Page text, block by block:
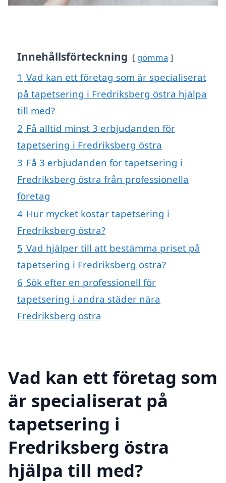
Innehållsförteckning gömma
1 Vad kan ett företag som är specialiserat
på tapetsering i Fredriksberg östra hjälpa
till med?
2 Få alltid minst 3 erbjudanden för
tapetsering i Fredriksberg östra
3 Få 3 erbjudanden för tapetsering i
Fredriksberg östra från professionella
företag
4 Hur mycket kostar tapetsering i
Fredriksberg östra?
5 Vad hjälper till att bestämma priset på
tapetsering i Fredriksberg östra?
6 Sök efter en professionell för
tapetsering i andra städer nära
Fredriksberg östra
Vad kan ett företag som
är specialiserat på
tapetsering i
Fredriksberg östra
hjälpa till med?